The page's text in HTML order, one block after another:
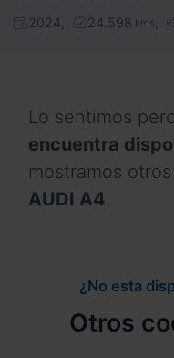
2024 24.598 kms
Lo sentimos
encuentra
mostramos otros
AUDI A4.
¿No esta
Otros